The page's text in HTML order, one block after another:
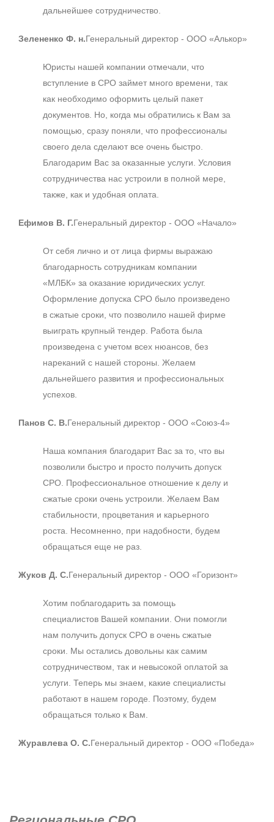
дальнейшее сотрудничество.
Зелененко Ф. н.Генеральный директор - ООО «Алькор»
Юристы нашей компании отмечали, что
вступление в СРО займет много времени, так
как необходимо оформить целый пакет
документов. Но, когда мы обратились к Вам за
помощью, сразу поняли, что профессионалы
своего дела сделают все очень быстро.
Благодарим Вас за оказанные услуги. Условия
сотрудничества нас устроили в полной мере,
также, как и удобная оплата.
Ефимов В. Г.Генеральный директор - ООО «Начало»
От себя лично и от лица фирмы выражаю
благодарность сотрудникам компании
«МЛБК» за оказание юридических услуг.
Оформление допуска СРО было произведено
в сжатые сроки, что позволило нашей фирме
выиграть крупный тендер. Работа была
произведена с учетом всех нюансов, без
нареканий с нашей стороны. Желаем
дальнейшего развития и профессиональных
успехов.
Панов С. В.Генеральный директор - ООО «Союз-4»
Наша компания благодарит Вас за то, что вы
позволили быстро и просто получить допуск
СРО. Профессиональное отношение к делу и
сжатые сроки очень устроили. Желаем Вам
стабильности, процветания и карьерного
роста. Несомненно, при надобности, будем
обращаться еще не раз.
Жуков Д. С.Генеральный директор - ООО «Горизонт»
Хотим поблагодарить за помощь
специалистов Вашей компании. Они помогли
нам получить допуск СРО в очень сжатые
сроки. Мы остались довольны как самим
сотрудничеством, так и невысокой оплатой за
услуги. Теперь мы знаем, какие специалисты
работают в нашем городе. Поэтому, будем
обращаться только к Вам.
Журавлева О. С.Генеральный директор - ООО «Победа»